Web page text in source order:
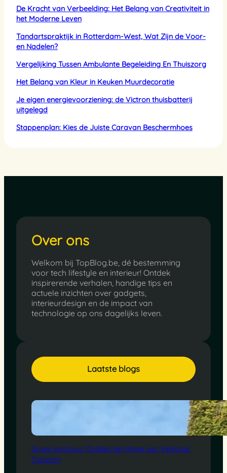
De Kracht van Verbeelding: Het Belang van Creativiteit in
het Moderne Leven
Tandartspraktijk in Rotterdam-West, Wat Zijn de Voor-
en Nadelen?
Vergelijking Tussen Ambulante Begeleiding En Thuiszorg
Het Belang van Kleur in Keuken Muurdecoratie
Je eigen energievoorziening: de Victron thuisbatterij
uitgelegd
Stappenplan: Kies de Juiste Caravan Beschermhoes
Over ons
Welkom bij TopBlog.be, dé bestemming
voor tech lifestyle en interieur! Ontdek
inspirerende verhalen, handige tips en
actuele inzichten over gadgets,
interieurdesign en de impact van
technologie op ons dagelijks leven.
Laatste blogs
Groen omhoog: Ontdek de Magie van Verticaal
Tuinieren